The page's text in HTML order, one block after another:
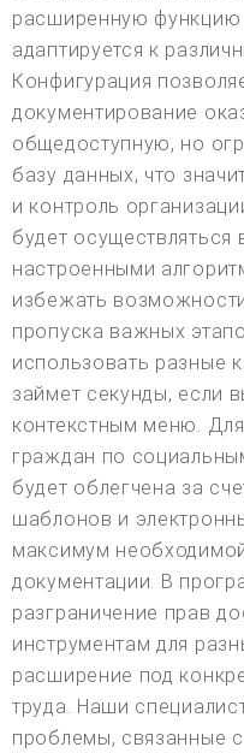
расширенную
адаптируется к
Конфигурация
документирование
общедоступную, но
базу данных, что
и контроль
будет осуществляться
настроенными
избежать
пропуска важных
использовать разные
займет секунды, если
контекстным меню.
граждан по
будет облегчена за
шаблонов и
максимум
документации. В
разграничение прав
инструментам для
расширение под
труда. Наши
проблемы, связанные